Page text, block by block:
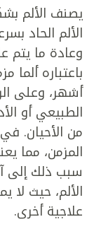
يصنف الألم
الألم الحاد
وعادة ما يتم
أشهر، وعلى
الطبيعي أو
من الأحيان.
المزمن، مما
سبب ذلك إلى
الألم، حيث لا
علاجية أخرى.